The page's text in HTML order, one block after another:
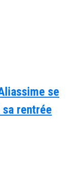
se
rentrée